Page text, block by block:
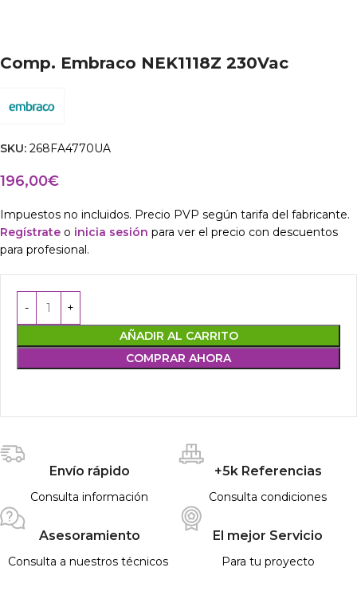
Comp. Embraco NEK1118Z 230Vac
SKU: 268FA4770UA
196,00€
Impuestos no incluidos. Precio PVP según tarifa del fabricante.
Regístrate o inicia sesión para ver el precio con descuentos
para profesional.
AÑADIR AL CARRITO
COMPRAR AHORA
Envío rápido
Consulta información
+5k Referencias
Consulta condiciones
Asesoramiento
Consulta a nuestros técnicos
El mejor Servicio
Para tu proyecto